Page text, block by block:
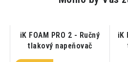
iK FOAM PRO 2 - Ručný
tlakový napeňovač
iK